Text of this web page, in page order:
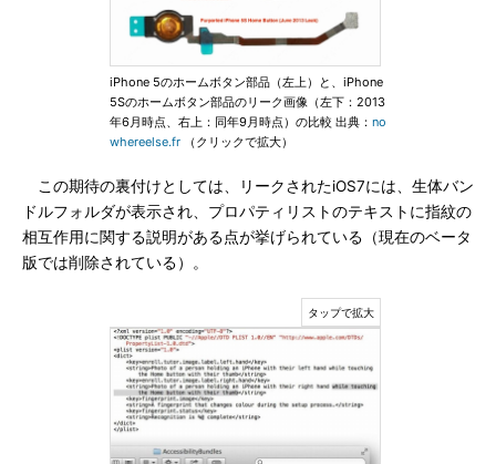
iPhone 5のホームボタン部品（左上）と、iPhone
5Sのホームボタン部品のリーク画像（左下：2013
年6月時点、右上：同年9月時点）の比較 出典： no
whereelse.fr （クリックで拡大）
この期待の裏付けとしては、リークされたiOS7には、生体バン
ドルフォルダが表示され、プロパティリストのテキストに指紋の
相互作用に関する説明がある点が挙げられている（現在のベータ
版では削除されている）。